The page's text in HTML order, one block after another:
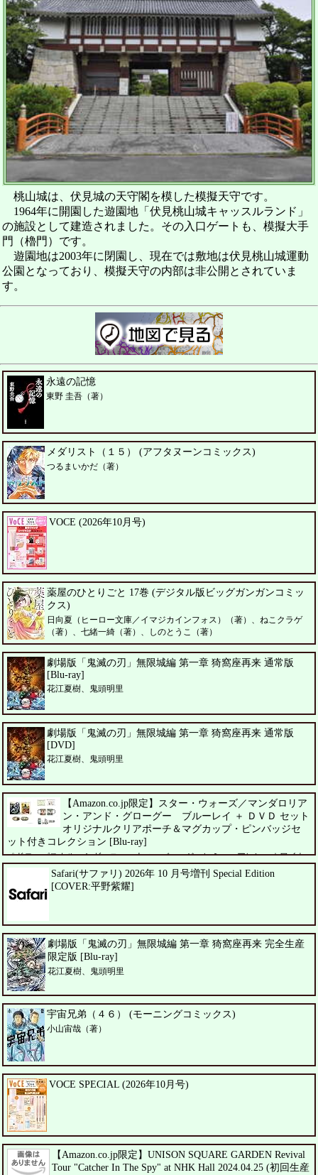
桃山城は、伏見城の天守閣を模した模擬天守です。
1964年に開園した遊園地「伏見桃山城キャッスルランド」
の施設として建造されました。その入口ゲートも、模擬大手
門（櫓門）です。
遊園地は2003年に閉園し、現在では敷地は伏見桃山城運動
公園となっており、模擬天守の内部は非公開とされていま
す。
永遠の記憶
東野 圭吾（著）
メダリスト（１５） (アフタヌーンコミックス)
つるまいかだ（著）
VOCE (2026年10月号)
薬屋のひとりごと 17巻 (デジタル版ビッグガンガンコミッ
クス)
日向夏（ヒーロー文庫／イマジカインフォス）（著）、ねこクラゲ
（著）、七緒一綺（著）、しのとうこ（著）
劇場版「鬼滅の刃」無限城編 第一章 猗窩座再来 通常版
[Blu-ray]
花江夏樹、鬼頭明里
劇場版「鬼滅の刃」無限城編 第一章 猗窩座再来 通常版
[DVD]
花江夏樹、鬼頭明里
【Amazon.co.jp限定】スター・ウォーズ／マンダロリア
ン・アンド・グローグー ブルーレイ ＋ ＤＶＤ セット
オリジナルクリアポーチ＆マグカップ・ピンバッジセ
ット付きコレクション [Blu-ray]
ペドロ・パスカル、シガーニー・ウィーバー、ジェレミー・アレン・ホワイト
Safari(サファリ) 2026年 10 月号増刊 Special Edition
[COVER:平野紫耀]
劇場版「鬼滅の刃」無限城編 第一章 猗窩座再来 完全生産
限定版 [Blu-ray]
花江夏樹、鬼頭明里
宇宙兄弟（４６） (モーニングコミックス)
小山宙哉（著）
VOCE SPECIAL (2026年10月号)
【Amazon.co.jp限定】UNISON SQUARE GARDEN Revival
Tour "Catcher In The Spy" at NHK Hall 2024.04.25 (初回生産